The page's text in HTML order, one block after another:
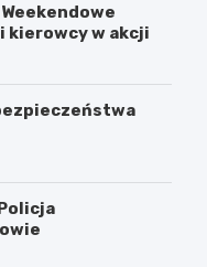
kierowcy w akcji